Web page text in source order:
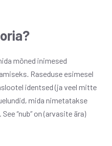
mõned inimesed
Raseduse esimesel
identsed (ja veel mitte
mida nimetatakse
“nub” on (arvasite ära)